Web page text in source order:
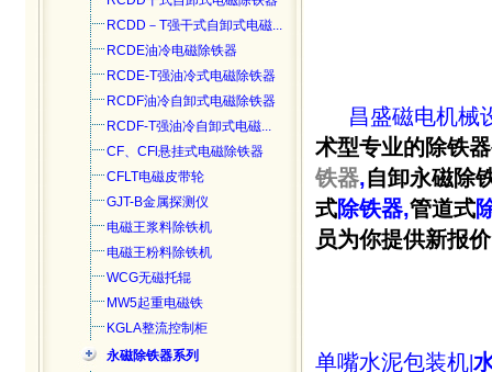
RCDD－T强干式自卸式电磁...
RCDE油冷电磁除铁器
RCDE-T强油冷式电磁除铁器
RCDF油冷自卸式电磁除铁器
RCDF-T强油冷自卸式电磁...
CF、CFl悬挂式电磁除铁器
CFLT电磁皮带轮
GJT-B金属探测仪
电磁王浆料除铁机
电磁王粉料除铁机
WCG无磁托辊
MW5起重电磁铁
KGLA整流控制柜
永磁除铁器系列
昌盛磁电机械
术型专业的除铁
铁器,自卸永磁除
式除铁器,管道式
员为你提供新报
单嘴水泥包装机|